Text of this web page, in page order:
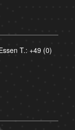
T.: +49 (0)